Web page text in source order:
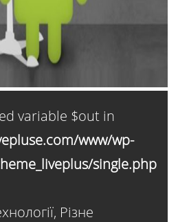
variable $out in
www/wp-
single.php
, Різне